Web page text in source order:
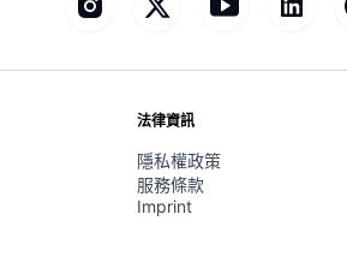
法律資訊
隱私權政策
服務條款
Imprint